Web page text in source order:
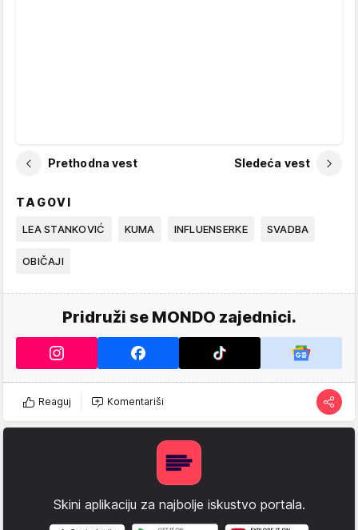
Prethodna vest Sledeća vest
TAGOVI
LEA STANKOVIĆ KUMA INFLUENSERKE SVADBA
OBIČAJI
Pridruži se MONDO zajednici.
Reaguj Komentariši
Skini aplikaciju za najbolje iskustvo portala.